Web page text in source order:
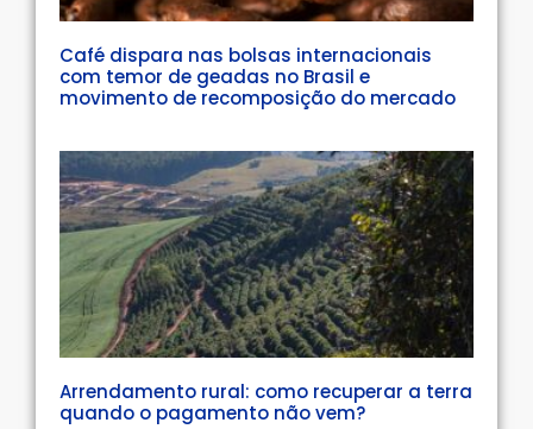
Café dispara nas bolsas internacionais
com temor de geadas no Brasil e
movimento de recomposição do mercado
Arrendamento rural: como recuperar a terra
quando o pagamento não vem?